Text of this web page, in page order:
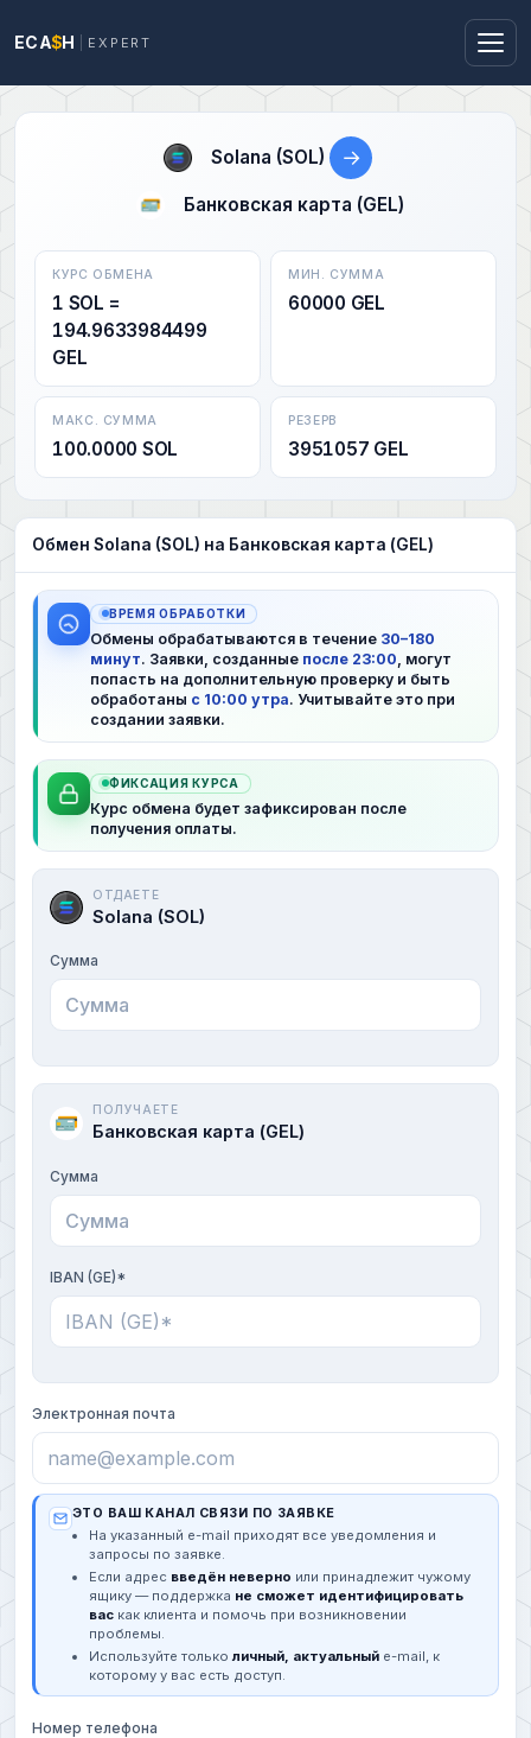
ECA$H EXPERT
Solana (SOL) →
Банковская карта (GEL)
КУРС ОБМЕНА
1 SOL =
194.9633984499
GEL
МИН. СУММА
60000 GEL
МАКС. СУММА
100.0000 SOL
РЕЗЕРВ
3951057 GEL
Обмен Solana (SOL) на Банковская карта (GEL)
ВРЕМЯ ОБРАБОТКИ
Обмены обрабатываются в течение 30–180
минут. Заявки, созданные после 23:00 , могут
попасть на дополнительную проверку и быть
обработаны с 10:00 утра. Учитывайте это при
создании заявки.
ФИКСАЦИЯ КУРСА
Курс обмена будет зафиксирован после
получения оплаты.
ОТДАЕТЕ
Solana (SOL)
Сумма
ПОЛУЧАЕТЕ
Банковская карта (GEL)
Сумма
IBAN (GE)*
Электронная почта
ЭТО ВАШ КАНАЛ СВЯЗИ ПО ЗАЯВКЕ
На указанный e-mail приходят все уведомления и
запросы по заявке.
Если адрес введён неверно или принадлежит чужому
ящику — поддержка не сможет идентифицировать
вас как клиента и помочь при возникновении
проблемы.
Используйте тольколичный, актуальный e-mail, к
которому у вас есть доступ.
Номер телефона